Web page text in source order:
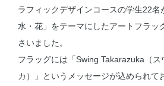
ラフィックデザインコースの学生22名
水・花」をテーマにしたアートフラッ
さいました。
フラッグには「Swing Takarazuka（
カ）」というメッセージが込められて